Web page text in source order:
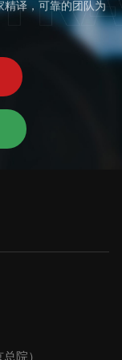
精译，可靠的团队为
院）